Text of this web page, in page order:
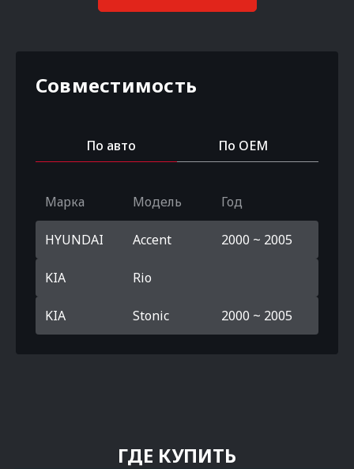
Совместимость
По авто По OEM
Марка Модель Год
HYUNDAI Accent 2000 ~ 2005
KIA Rio
KIA Stonic 2000 ~ 2005
ГДЕ КУПИТЬ